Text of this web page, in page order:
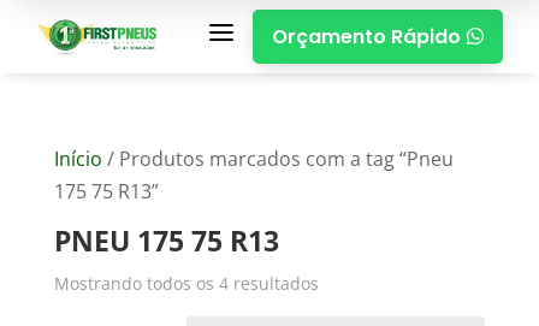
a Orçamento Rápido 
Início / Produtos marcados com a tag “Pneu
175 75 R13”
PNEU 175 75 R13
Mostrando todos os 4 resultados